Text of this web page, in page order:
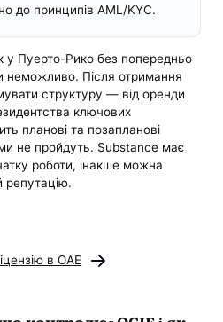
до принципів AML/KYC.
у Пуерто-Рико без попередньо
неможливо. Після отримання
структуру — від оренди
ключових
планові та позапланові
не пройдуть. Substance має
роботи, інакше можна
репутацію.
в ОАЕ